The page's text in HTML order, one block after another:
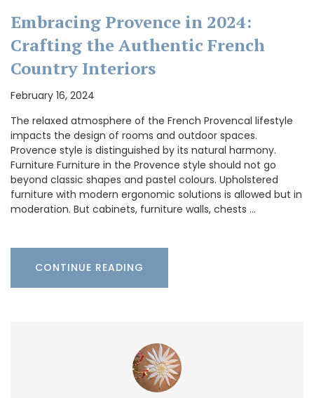
Embracing Provence in 2024:
Crafting the Authentic French
Country Interiors
February 16, 2024
The relaxed atmosphere of the French Provencal lifestyle
impacts the design of rooms and outdoor spaces.
Provence style is distinguished by its natural harmony.
Furniture Furniture in the Provence style should not go
beyond classic shapes and pastel colours. Upholstered
furniture with modern ergonomic solutions is allowed but in
moderation. But cabinets, furniture walls, chests …
CONTINUE READING